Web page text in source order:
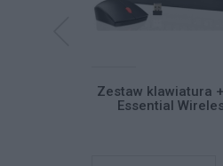
Zestaw klawiatura
Essential